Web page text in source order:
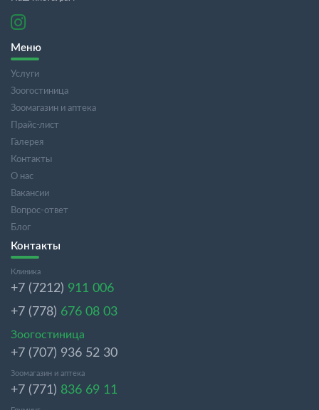
Меню
Услуги
Зоогостиница
Зоомагазин и аптека
Прайс-лист
Галерея
Контакты
О нас
Вакансии
Вопрос-ответ
Блог
Контакты
Клиника
+7 (7212) 911 006
+7 (778) 676 08 03
Зоогостиница
+7 (707) 936 52 30
Зоомагазин и аптека
+7 (771) 836 69 11